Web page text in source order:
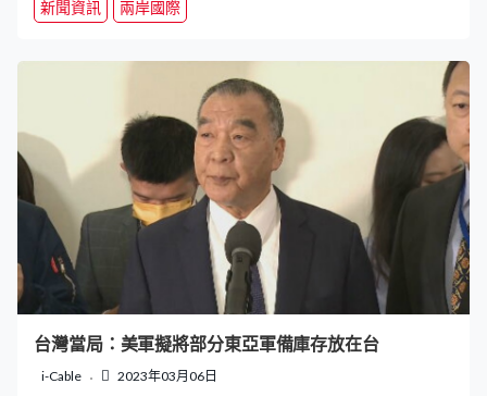
新聞資訊 兩岸國際
台灣當局：美軍擬將部分東亞軍備庫存放在台
i-Cable 2023年03月06日